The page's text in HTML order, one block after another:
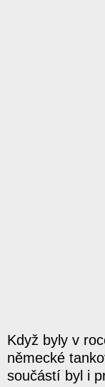
Když byly v
německé
součástí byl i